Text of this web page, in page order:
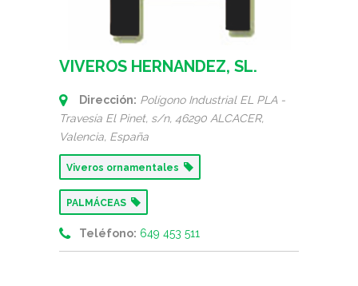
VIVEROS HERNANDEZ, SL.
Dirección: Polígono Industrial EL PLA -
Travesía El Pinet, s/n, 46290 ALCACER,
Valencia, España
Viveros ornamentales
PALMÁCEAS
Teléfono: 649 453 511